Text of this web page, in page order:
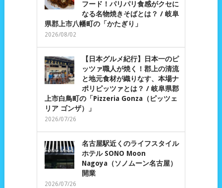
フード！パリパリ食感がクセに
なる名物焼きそばとは？ / 岐阜
県郡上市八幡町の「かたぎり」
2026/08/02
【日本グルメ紀行】日本一のピ
ッツァ職人が焼く！郡上の清流
と地元食材が織りなす、本場ナ
ポリピッツァとは？ / 岐阜県郡
上市白鳥町の「Pizzeria Gonza（ピッツェ
リア ゴンザ）」
2026/07/26
名古屋駅近くのライフスタイル
ホテル SONO Moon
Nagoya（ソノムーン名古屋）
開業
2026/07/26